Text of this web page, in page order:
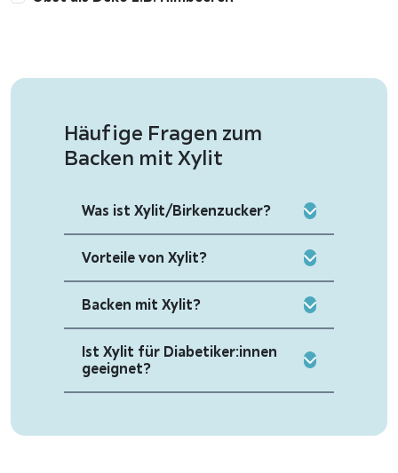
Häufige Fragen zum
Backen mit Xylit
Was ist Xylit/Birkenzucker?
Vorteile von Xylit?
Backen mit Xylit?
Ist Xylit für Diabetiker:innen
geeignet?